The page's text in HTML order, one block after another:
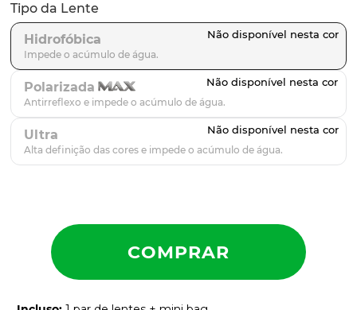
Tipo da Lente
Hidrofóbica
Polarizada
Ultra